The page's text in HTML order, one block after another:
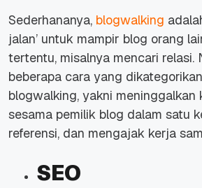
Sederhananya, blogwalking
jalan’ untuk mampir blog orang
tertentu, misalnya mencari relasi.
beberapa cara yang
blogwalking, yakni meninggalkan
sesama pemilik blog dalam satu
referensi, dan mengajak kerja
SEO